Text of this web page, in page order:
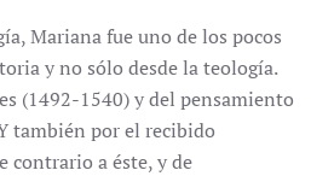
Mariana fue uno de los pocos
y no sólo desde la teología.
(1492-1540) y del pensamiento
también por el recibido
contrario a éste, y de